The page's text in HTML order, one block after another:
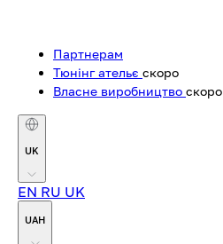
Партнерам
Тюнінг ательє скоро
Власне виробництво скоро
UK
EN RU UK
UAH